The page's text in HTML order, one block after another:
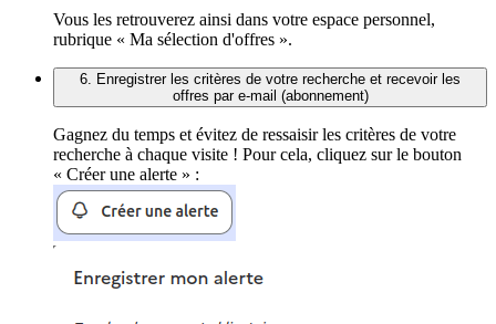
Vous les retrouverez ainsi dans votre espace personnel,
rubrique « Ma sélection d'offres ».
6. Enregistrer les critères de votre recherche et recevoir les
offres par e-mail (abonnement)
Gagnez du temps et évitez de ressaisir les critères de votre
recherche à chaque visite ! Pour cela, cliquez sur le bouton
« Créer une alerte » :